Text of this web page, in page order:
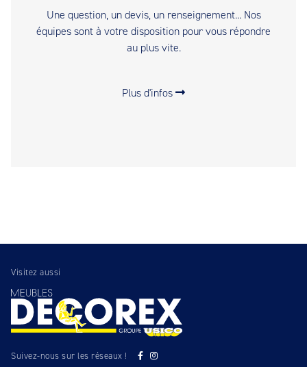
Une question, un devis, un renseignement... Nos
équipes sont à votre disposition pour vous répondre
au plus vite.
Plus d'infos
Visitez aussi
Suivez-nous sur les réseaux !